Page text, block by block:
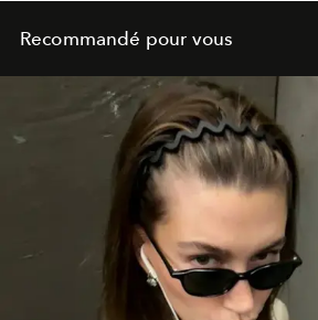
Recommandé pour vous